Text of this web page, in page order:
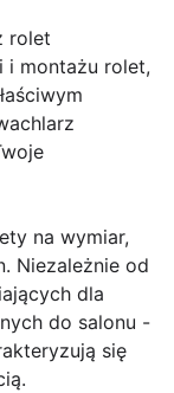
rolet
i montażu rolet,
na wymiar,
Niezależnie od
dla
do salonu -
się